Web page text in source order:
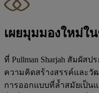
เผยมุมมองใหม่ใ
ที่ Pullman Sharjah สัมผัส
ความคิดสร้างสรรค์และ
การออกแบบที่ล้ำสมัยเป็น